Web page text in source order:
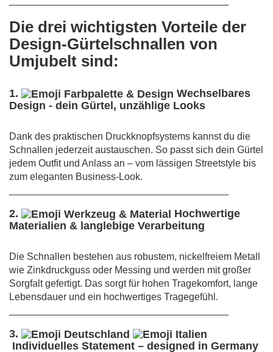
Die drei wichtigsten Vorteile der
Design-Gürtelschnallen von
Umjubelt sind:
1.
Wechselbares
Design - dein Gürtel, unzählige Looks
Dank des praktischen Druckknopfsystems kannst du die
Schnallen jederzeit austauschen. So passt sich dein Gürtel
jedem Outfit und Anlass an – vom lässigen Streetstyle bis
zum eleganten Business-Look.
2.
Hochwertige
Materialien & langlebige Verarbeitung
Die Schnallen bestehen aus robustem, nickelfreiem Metall
wie Zinkdruckguss oder Messing und werden mit großer
Sorgfalt gefertigt. Das sorgt für hohen Tragekomfort, lange
Lebensdauer und ein hochwertiges Tragegefühl.
3.
Individuelles Statement – designed in Germany